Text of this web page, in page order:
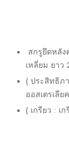
สกรูยึดหลั
เหลี่ยม ยาว
( ประสิทธิภ
ออสเตรเลีย
( เกรียว : เ